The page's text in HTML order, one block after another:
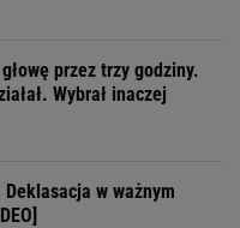
przez trzy godziny.
Wybrał inaczej
w ważnym